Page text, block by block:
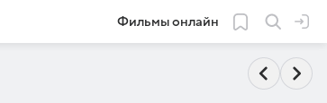
Фильмы онлайн